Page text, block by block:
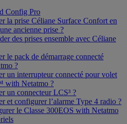
Config Pro
la prise Céliane Surface Confort en
ancienne prise ?
des prises ensemble avec Céliane
le pack de démarrage connecté
?
un interrupteur connecté pour volet
with Netatmo ?
un connecteur LCS³ ?
et configurer l’alarme Type 4 radio ?
le Classe 300EOS with Netatmo